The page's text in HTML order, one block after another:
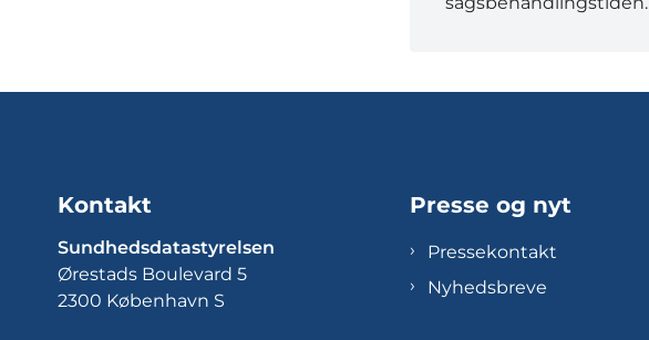
Kontakt
Sundhedsdatastyrelsen
Ørestads Boulevard 5
2300 København S
Presse og nyt
Pressekontakt
Nyhedsbreve